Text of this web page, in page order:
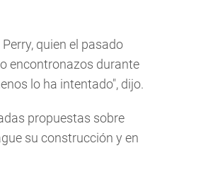
quien el pasado
encontronazos durante
lo ha intentado", dijo.
propuestas sobre
su construcción y en